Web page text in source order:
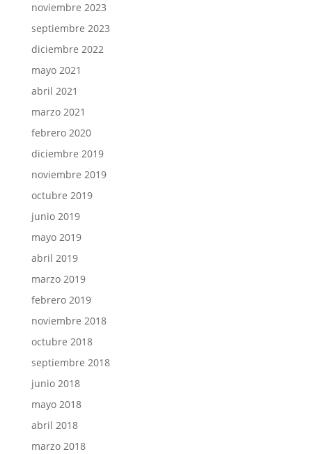
noviembre 2023
septiembre 2023
diciembre 2022
mayo 2021
abril 2021
marzo 2021
febrero 2020
diciembre 2019
noviembre 2019
octubre 2019
junio 2019
mayo 2019
abril 2019
marzo 2019
febrero 2019
noviembre 2018
octubre 2018
septiembre 2018
junio 2018
mayo 2018
abril 2018
marzo 2018